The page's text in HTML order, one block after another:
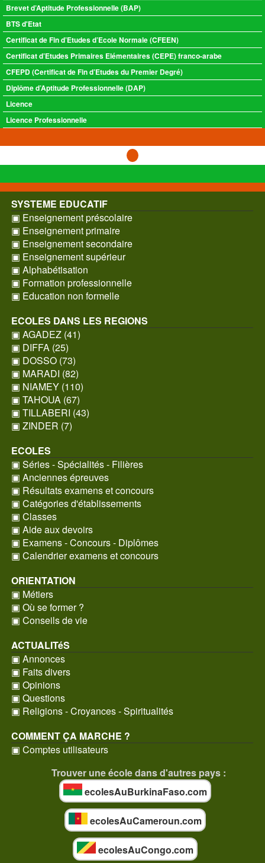
Brevet d’Aptitude Professionnelle (BAP)
BTS d'Etat
Certificat de Fin d’Etudes d’Ecole Normale (CFEEN)
Certificat d’Etudes Primaires Elémentaires (CEPE) franco-arabe
CFEPD (Certificat de Fin d’Etudes du Premier Degré)
Diplôme d’Aptitude Professionnelle (DAP)
Licence
Licence Professionnelle
SYSTEME EDUCATIF
▣ Enseignement préscolaire
▣ Enseignement primaire
▣ Enseignement secondaire
▣ Enseignement supérieur
▣ Alphabétisation
▣ Formation professionnelle
▣ Education non formelle
ECOLES DANS LES REGIONS
▣ AGADEZ (41)
▣ DIFFA (25)
▣ DOSSO (73)
▣ MARADI (82)
▣ NIAMEY (110)
▣ TAHOUA (67)
▣ TILLABERI (43)
▣ ZINDER (7)
ECOLES
▣ Séries - Spécialités - Filières
▣ Anciennes épreuves
▣ Résultats examens et concours
▣ Catégories d'établissements
▣ Classes
▣ Aide aux devoirs
▣ Examens - Concours - Diplômes
▣ Calendrier examens et concours
ORIENTATION
▣ Métiers
▣ Où se former ?
▣ Conseils de vie
ACTUALITéS
▣ Annonces
▣ Faits divers
▣ Opinions
▣ Questions
▣ Religions - Croyances - Spiritualités
COMMENT ÇA MARCHE ?
▣ Comptes utilisateurs
Trouver une école dans d'autres pays :
ecolesAuBurkinaFaso.com
ecolesAuCameroun.com
ecolesAuCongo.com